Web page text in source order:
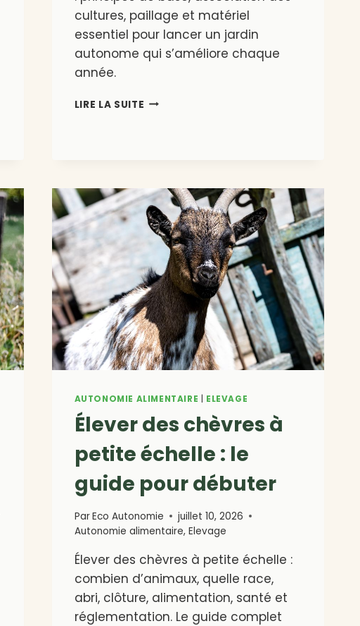
cultures, paillage et matériel
essentiel pour lancer un jardin
autonome qui s’améliore chaque
année.
LIRE LA SUITE DÉBUTER
LES
BASES
POUR
UN
JARDIN
AUTONOME
AUTONOMIE ALIMENTAIRE ELEVAGE
Élever des chèvres à
petite échelle : le
guide pour débuter
ParEco Autonomie
juillet 10, 2026
Autonomie alimentaire, Elevage
Élever des chèvres à petite échelle :
combien d’animaux, quelle race,
abri, clôture, alimentation, santé et
réglementation. Le guide complet